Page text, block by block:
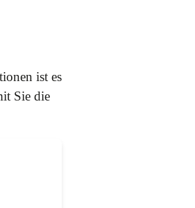
ist es
Sie die